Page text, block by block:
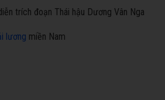
trích đoạn Thái hậu Dương Vân Nga
lương miền Nam